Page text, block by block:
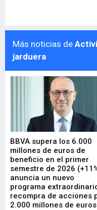
Más noticias de
jarduera
BBVA supera los 6.000
millones de euros de
beneficio en el primer
semestre de 2026
anuncia un nuevo
programa
recompra de acciones
2.000 millones de euros